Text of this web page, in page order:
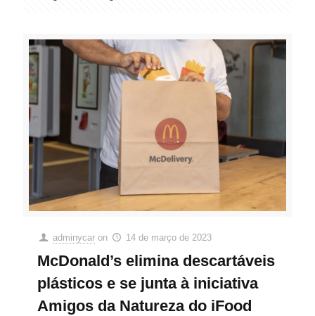
adminycar on 14 de março de 2023
McDonald’s elimina descartáveis
plásticos e se junta à iniciativa
Amigos da Natureza do iFood